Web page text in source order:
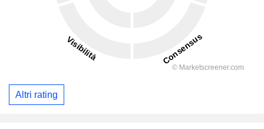
Altri rating